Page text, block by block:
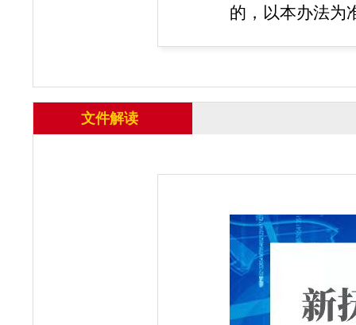
的，以本办法为
文件解读